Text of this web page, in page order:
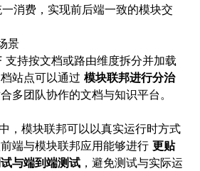
消费，实现前后端一致的模块交
景
支持按文档或路由维度拆分并加载
站点可以通过 模块联邦进行分治
多团队协作的文档与知识平台。
，模块联邦可以以真实运行时方式
端与模块联邦应用能够进行 更贴
与端到端测试 ，避免测试与实际运